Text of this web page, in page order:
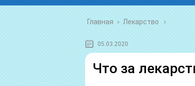
Главная › Лекарство
05.03.2020
Что за